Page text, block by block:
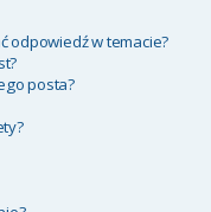
odpowiedź w temacie?
posta?